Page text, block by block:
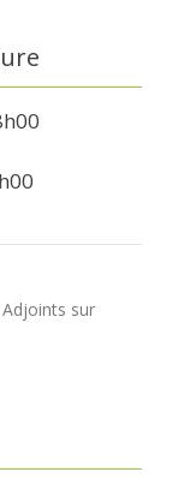
sur